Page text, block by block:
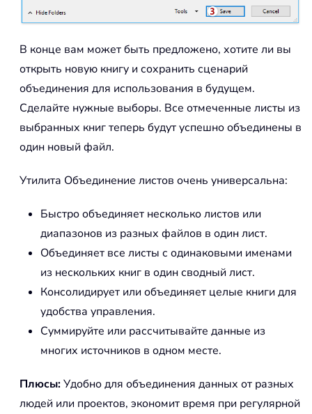
В конце вам может быть предложено, хотите ли вы
открыть новую книгу и сохранить сценарий
объединения для использования в будущем.
Сделайте нужные выборы. Все отмеченные листы из
выбранных книг теперь будут успешно объединены в
один новый файл.
Утилита Объединение листов очень универсальна:
Быстро объединяет несколько листов или
диапазонов из разных файлов в один лист.
Объединяет все листы с одинаковыми именами
из нескольких книг в один сводный лист.
Консолидирует или объединяет целые книги для
удобства управления.
Суммируйте или рассчитывайте данные из
многих источников в одном месте.
Плюсы:Удобно для объединения данных от разных
людей или проектов, экономит время при регулярной